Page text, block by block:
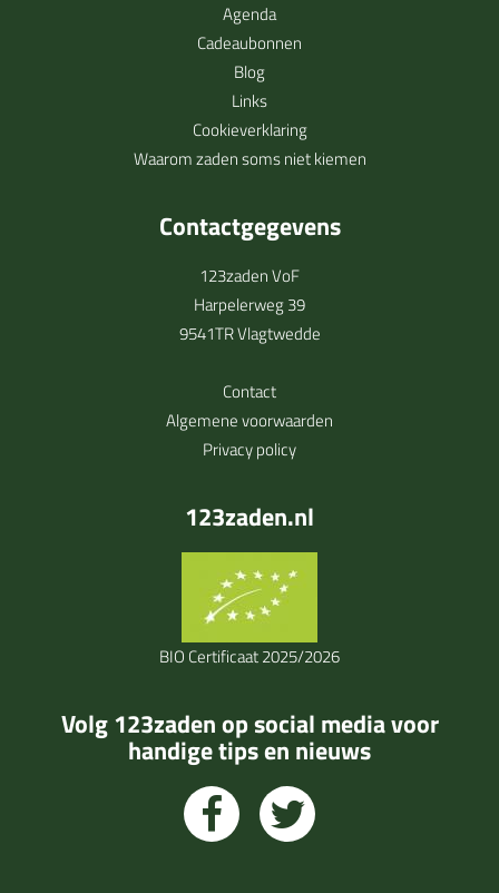
Agenda
Cadeaubonnen
Blog
Links
Cookieverklaring
Waarom zaden soms niet kiemen
Contactgegevens
123zaden VoF
Harpelerweg 39
9541TR Vlagtwedde
Contact
Algemene voorwaarden
Privacy policy
123zaden.nl
BIO Certificaat 2025/2026
Volg 123zaden op social media voor
handige tips en nieuws